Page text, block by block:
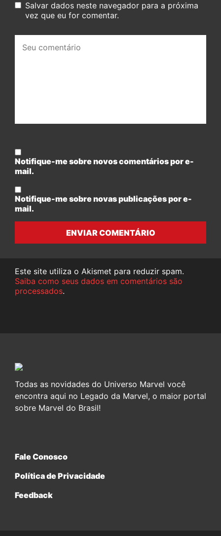
Salvar dados neste navegador para a próxima
vez que eu for comentar.
comentário:
Notifique-me sobre novos comentários por e-
mail.
Notifique-me sobre novas publicações por e-
mail.
ENVIAR COMENTÁRIO
Este site utiliza o Akismet para reduzir spam.
Saiba como seus dados em comentários são
processados.
Todas as novidades do Universo Marvel você
encontra aqui no Legado da Marvel, o maior portal
sobre Marvel do Brasil!
Fale Conosco
Política de Privacidade
Feedback